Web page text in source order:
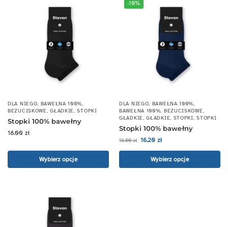
DLA NIEGO, BAWEŁNA 100%,
BEZUCISKOWE,GŁADKIE,STOPKI
Stopki 100% bawełny
18.00 zł
Wybierz opcje
-10%
DLA NIEGO, BAWEŁNA 100%,
BAWEŁNA 100%, BEZUCISKOWE,
GŁADKIE,GŁADKIE, STOPKI,STOPKI
Stopki 100% bawełny
18.00zł 16.20 zł
Wybierz opcje